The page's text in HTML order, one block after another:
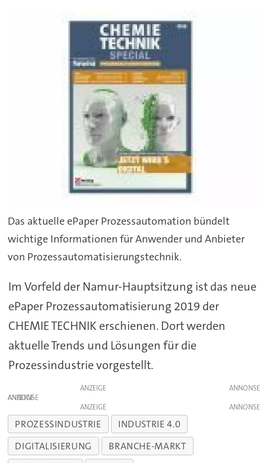
Das aktuelle ePaper Prozessautomation bündelt
wichtige Informationen für Anwender und Anbieter
von Prozessautomatisierungstechnik.
Im Vorfeld der Namur-Hauptsitzung ist das neue
ePaper Prozessautomatisierung 2019 der
CHEMIE TECHNIK erschienen. Dort werden
aktuelle Trends und Lösungen für die
Prozessindustrie vorgestellt.
ANZEIGE
ANZEIGE
ANZEIGE
PROZESSINDUSTRIE
INDUSTRIE 4.0
DIGITALISIERUNG
BRANCHE-MARKT